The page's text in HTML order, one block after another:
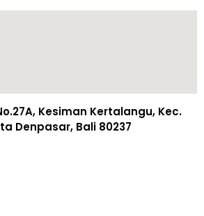
Kesiman Kertalangu, Kec.
Denpasar, Bali 80237